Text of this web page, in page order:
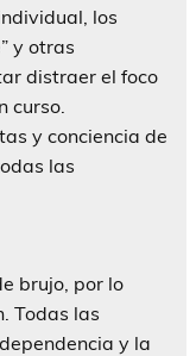
los
y otras
distraer el foco
curso.
y conciencia de
las
brujo, por lo
Todas las
y la